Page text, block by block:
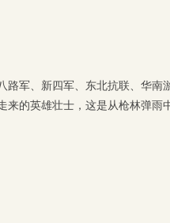
路军、新四军、东北抗联、华南
来的英雄壮士，这是从枪林弹